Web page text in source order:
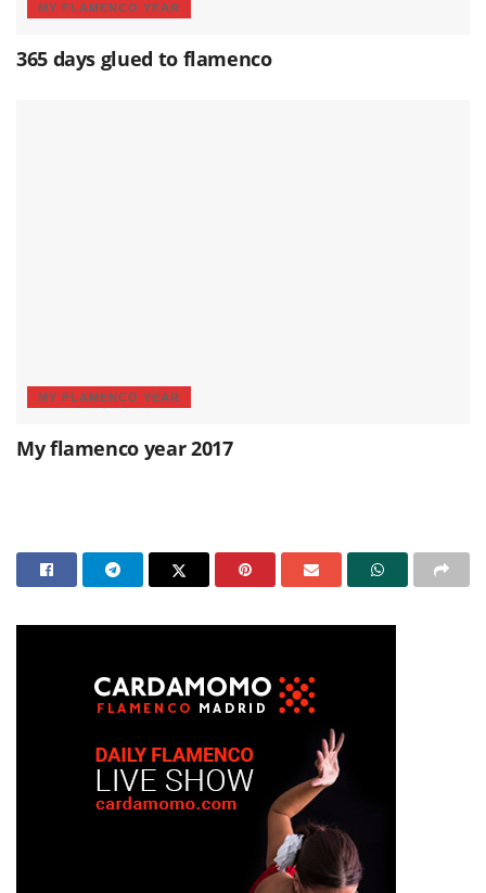
MY FLAMENCO YEAR
365 days glued to flamenco
MY FLAMENCO YEAR
My flamenco year 2017